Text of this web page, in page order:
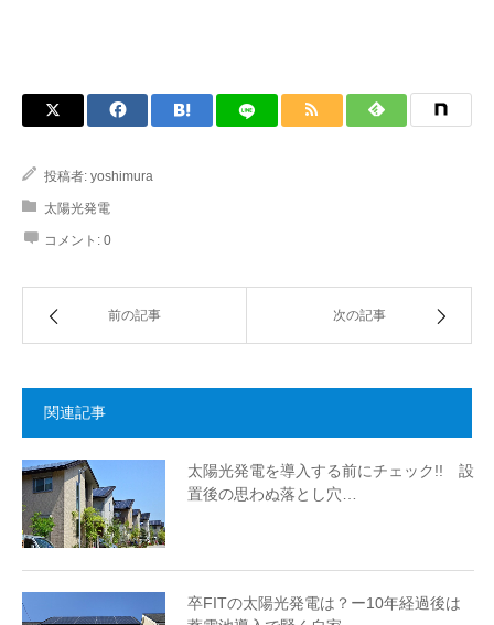
投稿者: yoshimura
太陽光発電
コメント: 0
前の記事 次の記事
関連記事
太陽光発電を導入する前にチェック!! 設
置後の思わぬ落とし穴…
卒FITの太陽光発電は？ー10年経過後は